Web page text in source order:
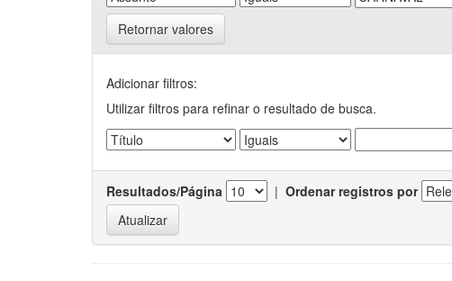
Retornar valores
Adicionar filtros:
Utilizar filtros para refinar o resultado de busca.
Resultados/Página | Ordenar registros por